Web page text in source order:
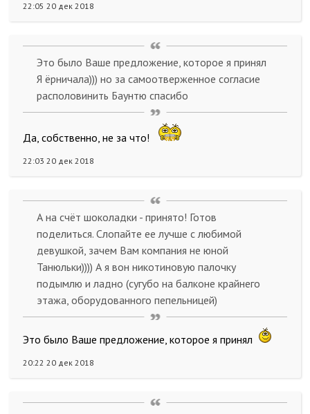
22:05 20 дек 2018
Это было Ваше предложение, которое я принял
Я ёрничала))) но за самоотверженное согласие
располовинить Баунтю спасибо
Да, собственно, не за что!
22:03 20 дек 2018
А на счёт шоколадки - принято! Готов
поделиться. Слопайте ее лучше с любимой
девушкой, зачем Вам компания не юной
Танюльки)))) А я вон никотиновую палочку
подымлю и ладно (сугубо на балконе крайнего
этажа, оборудованного пепельницей)
Это было Ваше предложение, которое я принял
20:22 20 дек 2018